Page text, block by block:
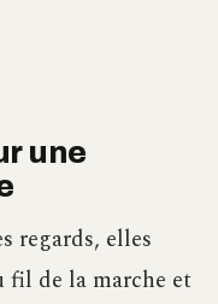
une
regards, elles
fil de la marche et